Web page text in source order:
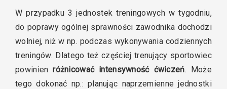
W przypadku 3 jednostek treningowych w tygodniu,
do poprawy ogólnej sprawności zawodnika dochodzi
wolniej, niż w np. podczas wykonywania codziennych
treningów. Dlatego też częściej trenujący sportowiec
powinienróżnicować intensywność ćwiczeń. Może
tego dokonać np.: planując naprzemienne jednostki